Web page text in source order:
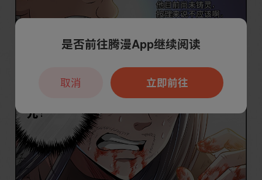
是否前往腾漫App继续阅读
立即前往
取消